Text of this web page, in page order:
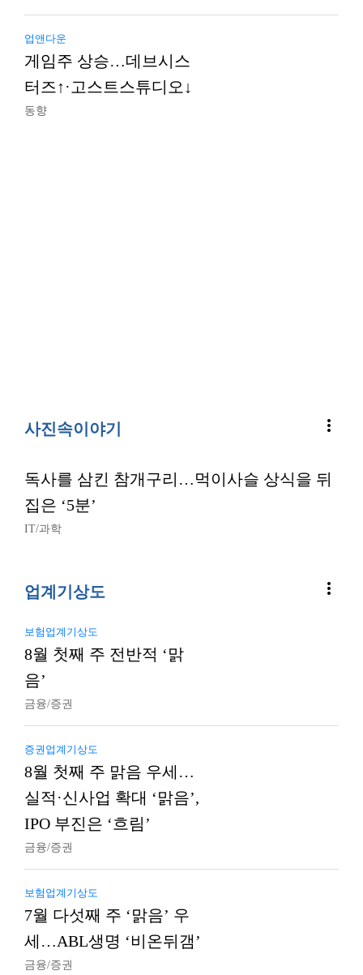
업앤다운
게임주 상승…데브시스
터즈↑·고스트스튜디오↓
동향
사진속이야기 more_vert
독사를 삼킨 참개구리…먹이사슬 상식을 뒤
집은 ‘5분’
IT/과학
업계기상도 more_vert
보험업계기상도
8월 첫째 주 전반적 ‘맑
음’
금융/증권
증권업계기상도
8월 첫째 주 맑음 우세…
실적·신사업 확대 ‘맑음’,
IPO 부진은 ‘흐림’
금융/증권
보험업계기상도
7월 다섯째 주 ‘맑음’ 우
세…ABL생명 ‘비온뒤갬’
금융/증권